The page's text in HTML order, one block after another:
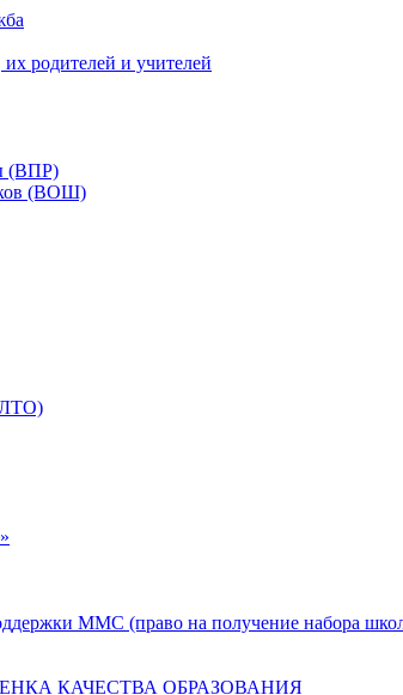
родителей и учителей
(ВПР)
(ВОШ)
ЛТО)
ММС (право на получение набора
КАЧЕСТВА ОБРАЗОВАНИЯ